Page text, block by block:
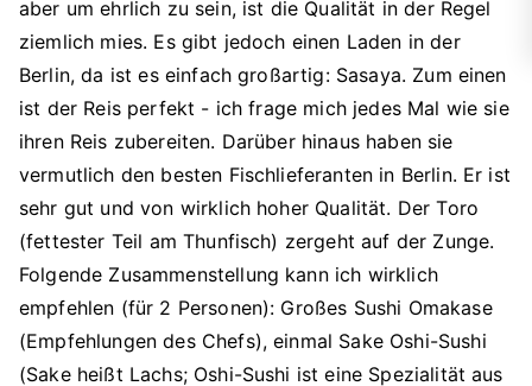
aber um ehrlich zu sein, ist die Qualität in der Regel
ziemlich mies. Es gibt jedoch einen Laden in der
Berlin, da ist es einfach großartig: Sasaya. Zum einen
ist der Reis perfekt - ich frage mich jedes Mal wie sie
ihren Reis zubereiten. Darüber hinaus haben sie
vermutlich den besten Fischlieferanten in Berlin. Er ist
sehr gut und von wirklich hoher Qualität. Der Toro
(fettester Teil am Thunfisch) zergeht auf der Zunge.
Folgende Zusammenstellung kann ich wirklich
empfehlen (für 2 Personen): Großes Sushi Omakase
(Empfehlungen des Chefs), einmal Sake Oshi-Sushi
(Sake heißt Lachs; Oshi-Sushi ist eine Spezialität aus